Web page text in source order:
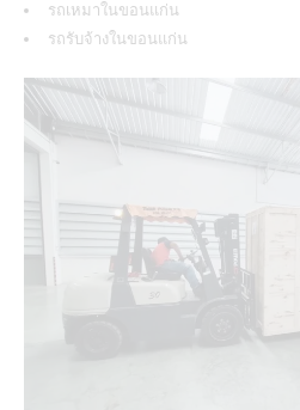
รถเหมาในขอนแก่น
รถรับจ้างในขอนแก่น